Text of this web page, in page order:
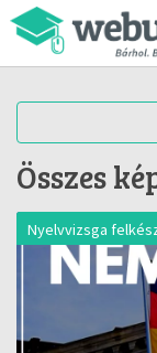
Összes
Nyelvvizsga